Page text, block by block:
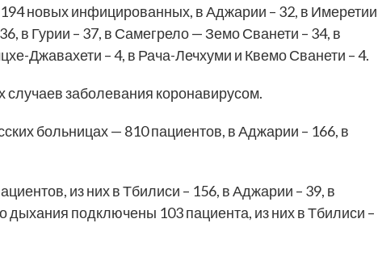
новых инфицированных, в Аджарии – 32, в Имеретии
в Гурии – 37, в Самегрело — Земо Сванети – 34, в
Джавахети – 4, в Рача-Лечхуми и Квемо Сванети – 4.
заболевания коронавирусом.
больницах — 810 пациентов, в Аджарии – 166, в
из них в Тбилиси – 156, в Аджарии – 39, в
дыхания подключены 103 пациента, из них в Тбилиси –